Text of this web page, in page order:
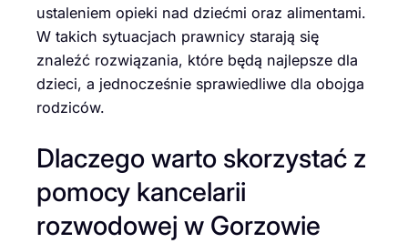
ustaleniem opieki nad dziećmi oraz alimentami.
W takich sytuacjach prawnicy starają się
znaleźć rozwiązania, które będą najlepsze dla
dzieci, a jednocześnie sprawiedliwe dla obojga
rodziców.
Dlaczego warto skorzystać z
pomocy kancelarii
rozwodowej w Gorzowie